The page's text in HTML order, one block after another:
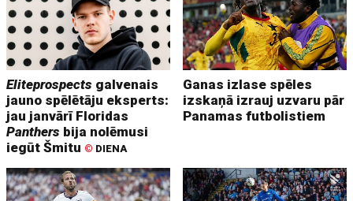
Eliteprospects galvenais
jauno spēlētāju eksperts:
jau janvārī Floridas
Panthers bija nolēmusi
iegūt Šmitu © DIENA
Ganas izlase spēles
izskaņā izrauj uzvaru pār
Panamas futbolistiem